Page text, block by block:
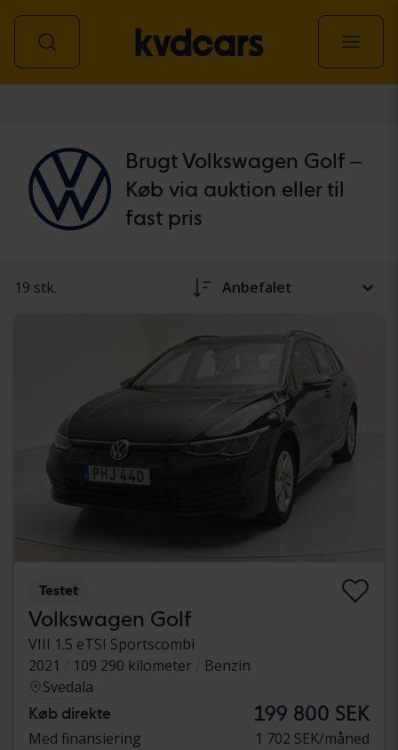
Brugt Volkswagen Golf –
Køb via auktion eller til
fast pris
19 stk. Anbefalet
Testet
Volkswagen Golf
VIII 1.5 eTSI Sportscombi
2021
109 290 kilometer
Benzin
Svedala
Køb direkte 199 800 SEK
Med finansiering 1 702 SEK/måned